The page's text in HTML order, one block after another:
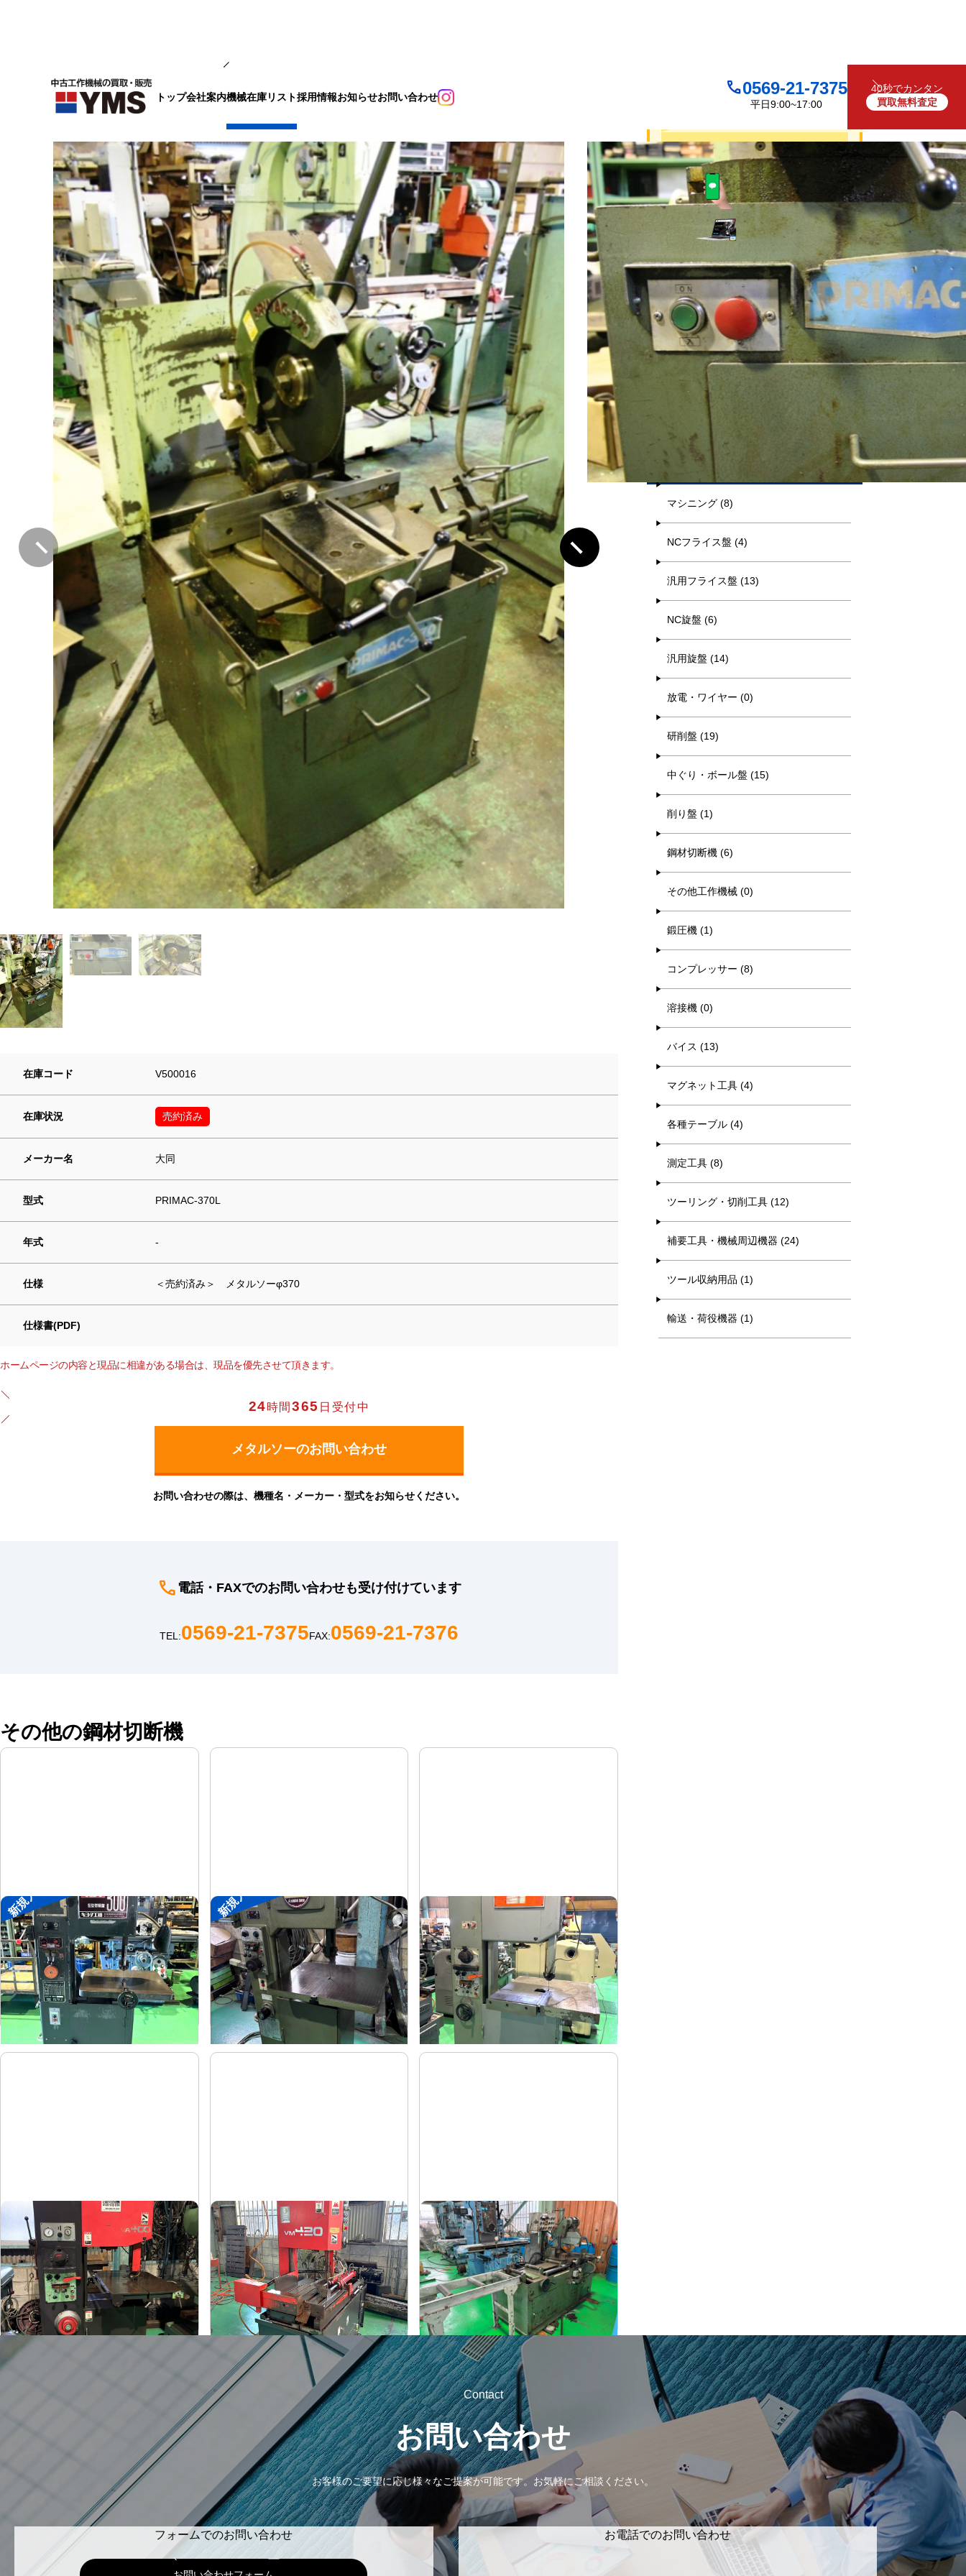
トップ会社案内機械在庫リスト採用情報お知らせお問い合わせ 0569-21-7375
平日9:00~17:00
40秒でカンタン
買取無料査定
メタルソー
在庫コード V500016
在庫状況 売約済み
メーカー名 大同
型式 PRIMAC-370L
年式 -
仕様 ＜売約済み＞ メタルソーφ370
仕様書(PDF)
ホームページの内容と現品に相違がある場合は、現品を優先させて頂きます。
24時間365 日受付中
お問い合わせの際は、機種名・メーカー・型式をお知らせください。
電話・FAXでのお問い合わせも受け付けています
TEL:0569-21-7375FAX:0569-21-7376
その他の鋼材切断機
新規入荷
コンターマシン
メーカー キヨタ工機
形 式KY-300
年 式
新規入荷
コンターマシン
メーカー アンドソー
形 式 TA-300
年 式-
コンターマシン
メーカー ニコテック
形 式NCC-500
年 式 1986
コンターマシン
メーカー アマダ
形 式VA-400
年 式1990
立形バンドソー
メーカー アマダ
形 式VM-420
式1999
全自動丸鋸切断機
メーカー 村橋
形 式VG100A
年 式-
買取について
お見積り・査定は
LINEで査定（友だち追加）
買取フォームで査定
お電話でも受け付けております
0569-21-7375
平日9:00~17:00
キーワード検索
カテゴリー一覧
マシニング (8)
NCフライス盤 (4)
汎用フライス盤 (13)
NC旋盤 (6)
汎用旋盤 (14)
放電・ワイヤー (0)
研削盤 (19)
中ぐり・ボール盤 (15)
削り盤 (1)
鋼材切断機 (6)
その他工作機械 (0)
鍛圧機 (1)
コンプレッサー (8)
溶接機 (0)
バイス (13)
マグネット工具 (4)
各種テーブル (4)
測定工具 (8)
ツーリング・切削工具 (12)
補要工具・機械周辺機器 (24)
ツール収納用品 (1)
輸送・荷役機器 (1)
Contact
お問い合わせ
お客様のご要望に応じ様々なご提案が可能です。 お気軽にご相談ください。
フォームでのお問い合わせ お電話でのお問い合わせ